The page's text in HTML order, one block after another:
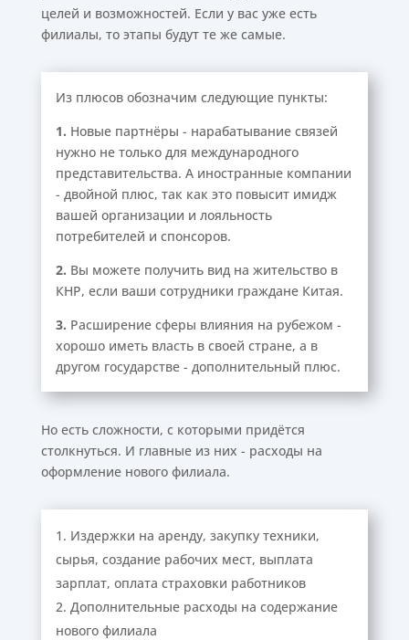
целей и возможностей. Если у вас уже есть
филиалы, то этапы будут те же самые.
Из плюсов обозначим следующие пункты:
1. Новые партнёры - нарабатывание связей
нужно не только для международного
представительства. А иностранные компании
- двойной плюс, так как это повысит имидж
вашей организации и лояльность
потребителей и спонсоров.
2. Вы можете получить вид на жительство в
КНР, если ваши сотрудники граждане Китая.
3. Расширение сферы влияния на рубежом -
хорошо иметь власть в своей стране, а в
другом государстве - дополнительный плюс.
Но есть сложности, с которыми придётся
столкнуться. И главные из них - расходы на
оформление нового филиала.
Издержки на аренду, закупку техники,
сырья, создание рабочих мест, выплата
зарплат, оплата страховки работников
Дополнительные расходы на содержание
нового филиала